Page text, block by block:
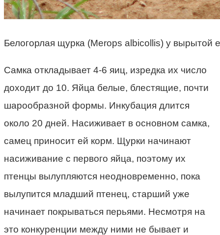
Белогорлая щурка (Merops albicollis) у вырытой
Самка откладывает 4-6 яиц, изредка их число
доходит до 10. Яйца белые, блестящие, почти
шарообразной формы. Инкубация длится
около 20 дней. Насиживает в основном самка,
самец приносит ей корм. Щурки начинают
насиживание с первого яйца, поэтому их
птенцы вылупляются неодновременно, пока
вылупится младший птенец, старший уже
начинает покрываться перьями. Несмотря на
это конкуренции между ними не бывает и